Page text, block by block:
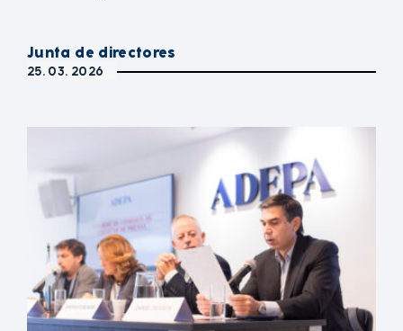
Junta de directores
25. 03. 2026